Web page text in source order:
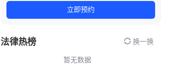
立即预约
法律热榜 换一换
暂无数据